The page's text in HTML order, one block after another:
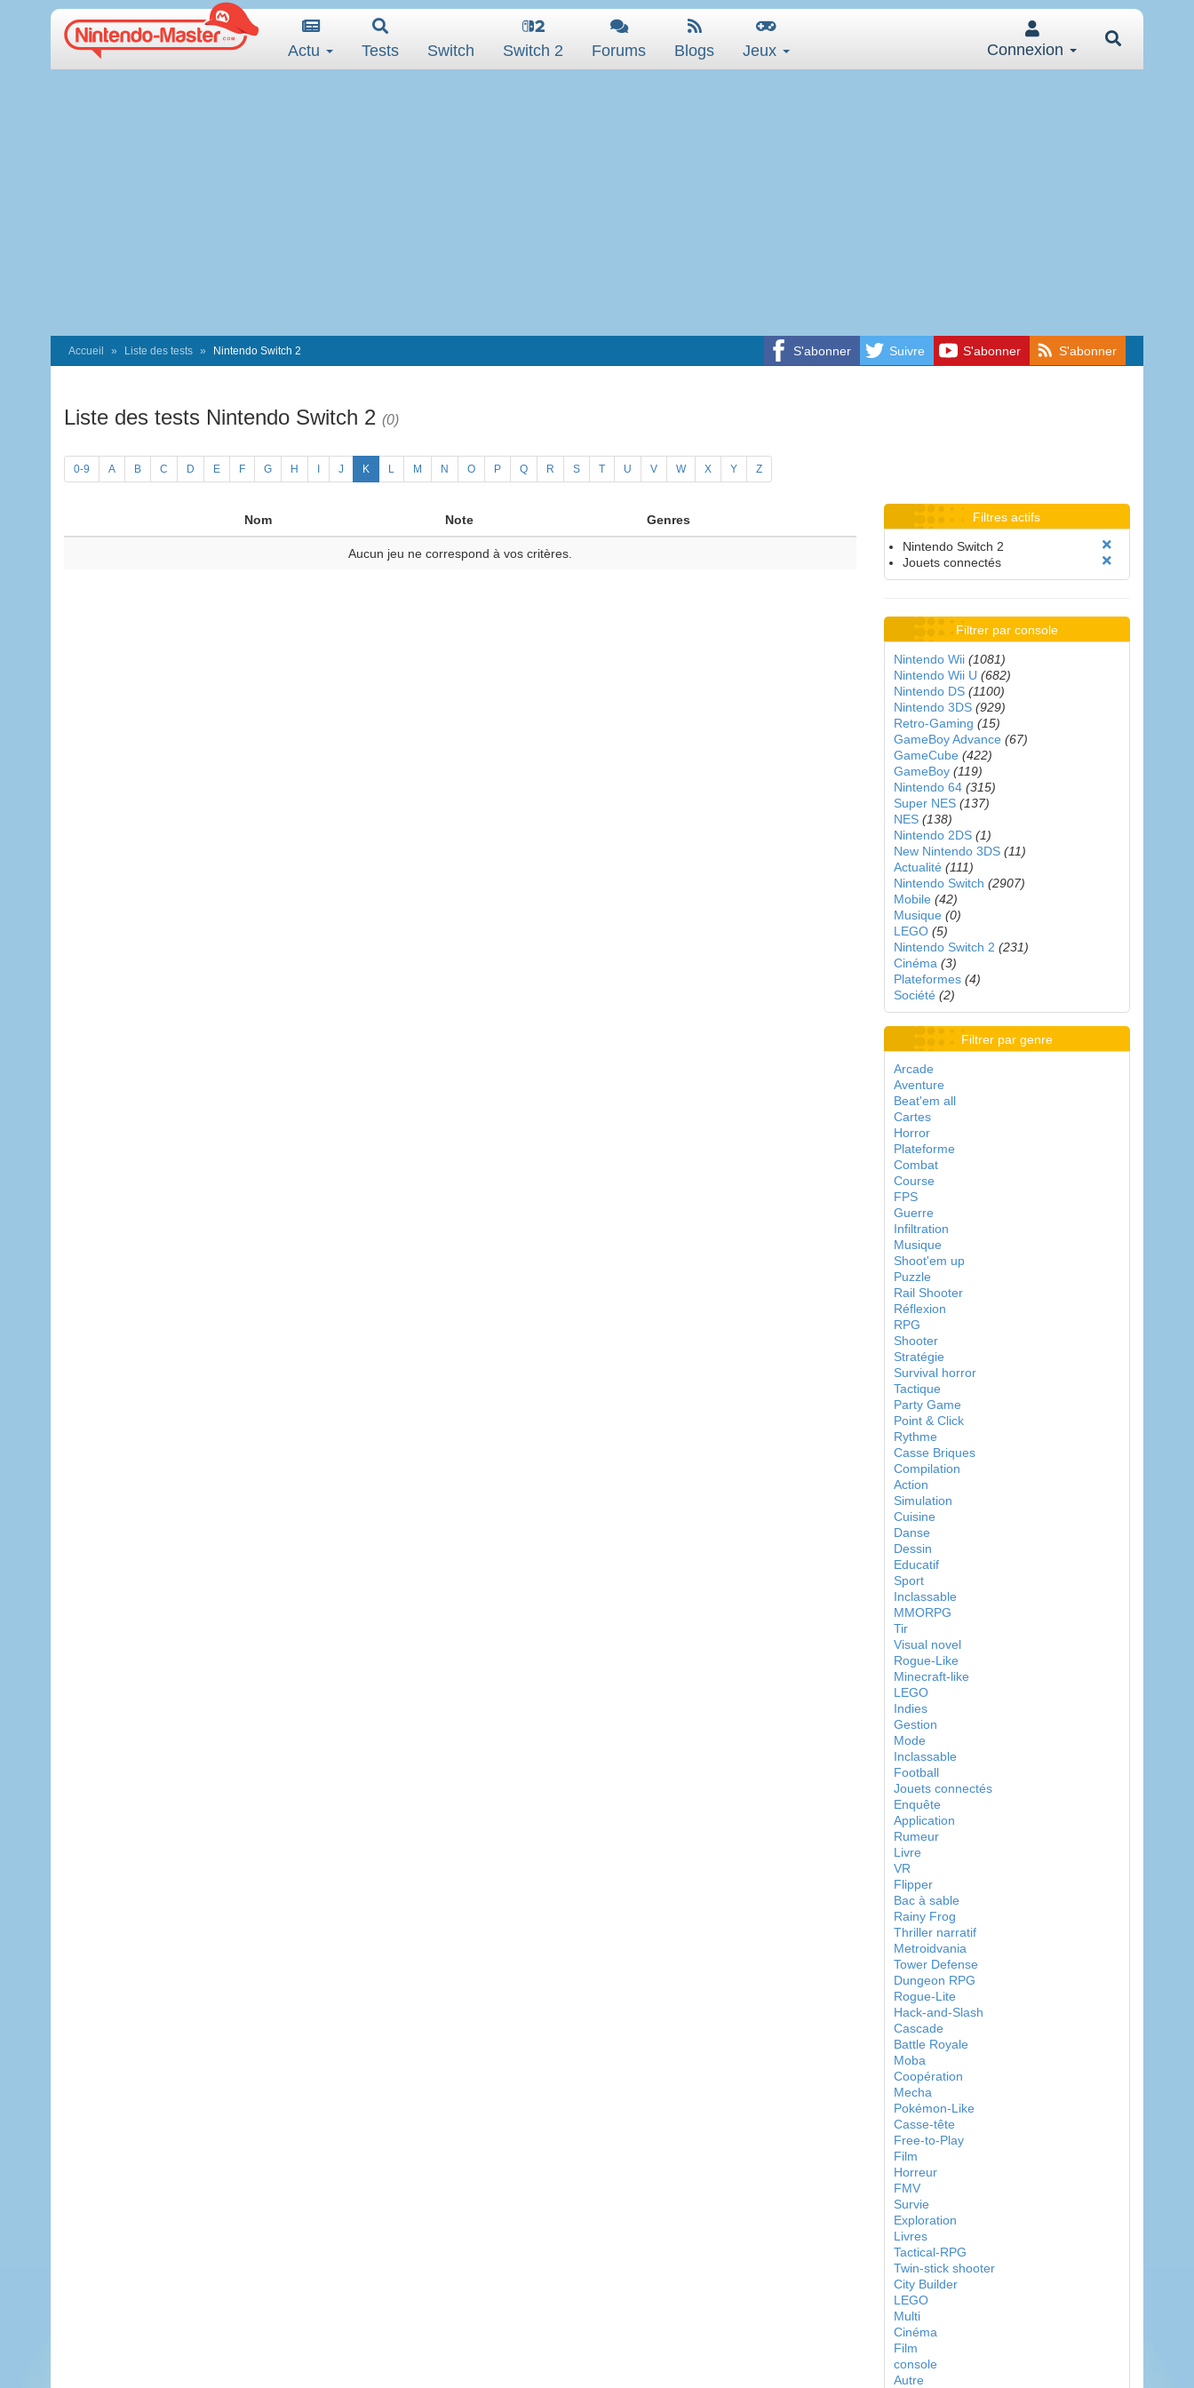
Actu Tests Switch Switch 2 Forums Blogs Jeux Connexion
S'abonner Suivre S'abonner S'abonner
Accueil Liste des tests Nintendo Switch 2
Liste des tests Nintendo Switch 2 (0)
0-9 A B C D E F G H J K L M N O P Q R S T U V W X Y Z
Nom Note Genres
Aucun jeu ne correspond à vos critères.
Filtres actifs
Nintendo Switch 2
Jouets connectés
Filtrer par console
Nintendo Wii (1081)
Nintendo Wii U (682)
Nintendo DS (1100)
Nintendo 3DS (929)
Retro-Gaming (15)
GameBoy Advance (67)
GameCube (422)
GameBoy (119)
Nintendo 64 (315)
Super NES (137)
NES (138)
Nintendo 2DS (1)
New Nintendo 3DS (11)
Actualité (111)
Nintendo Switch (2907)
Mobile (42)
Musique (0)
LEGO (5)
Nintendo Switch 2 (231)
Cinéma (3)
Plateformes (4)
Société (2)
Filtrer par genre
Arcade
Aventure
Beat'em all
Cartes
Horror
Plateforme
Combat
Course
FPS
Guerre
Infiltration
Musique
Shoot'em up
Puzzle
Rail Shooter
Réflexion
RPG
Shooter
Stratégie
Survival horror
Tactique
Party Game
Point & Click
Rythme
Casse Briques
Compilation
Action
Simulation
Cuisine
Danse
Dessin
Educatif
Sport
Inclassable
MMORPG
Tir
Visual novel
Rogue-Like
Minecraft-like
LEGO
Indies
Gestion
Mode
Inclassable
Football
Jouets connectés
Enquête
Application
Rumeur
Livre
VR
Flipper
Bac à sable
Rainy Frog
Thriller narratif
Metroidvania
Tower Defense
Dungeon RPG
Rogue-Lite
Hack-and-Slash
Cascade
Battle Royale
Moba
Coopération
Mecha
Pokémon-Like
Casse-tête
Free-to-Play
Film
Horreur
FMV
Survie
Exploration
Livres
Tactical-RPG
Twin-stick shooter
City Builder
LEGO
Multi
Cinéma
Film
console
Autre